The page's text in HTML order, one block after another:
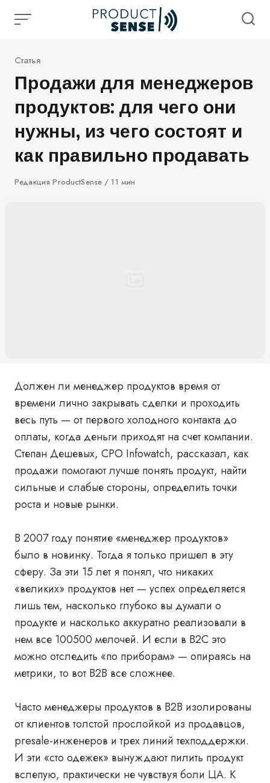
Категория
Статья
Продажи для менеджеров
продуктов: для чего они
нужны, из чего состоят и
как правильно продавать
Автор
Редакция ProductSense 11 мин
Должен ли менеджер продуктов время от
времени лично закрывать сделки и проходить
весь путь — от первого холодного контакта до
оплаты, когда деньги приходят на счет компании.
Степан Дешевых, CPO Infowatch, рассказал, как
продажи помогают лучше понять продукт, найти
сильные и слабые стороны, определить точки
роста и новые рынки.
В 2007 году понятие «менеджер продуктов»
было в новинку. Тогда я только пришел в эту
сферу. За эти 15 лет я понял, что никаких
«великих» продуктов нет — успех определяется
лишь тем, насколько глубоко вы думали о
продукте и насколько аккуратно реализовали в
нем все 100500 мелочей. И если в B2C это
можно отследить «по приборам» — опираясь на
метрики, то вот B2B все сложнее.
Часто менеджеры продуктов в B2B изолированы
от клиентов толстой прослойкой из продавцов,
presale-инженеров и трех линий техподдержки.
И эти «сто одежек» вынуждают пилить продукт
вслепую, практически не чувствуя боли ЦА. К